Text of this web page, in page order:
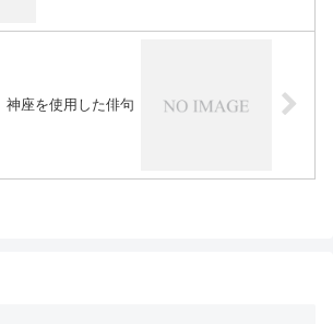
神座を使用した俳句